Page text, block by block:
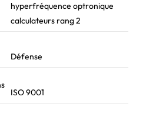
hyperfréquence optronique
calculateurs rang 2
Défense
ISO 9001